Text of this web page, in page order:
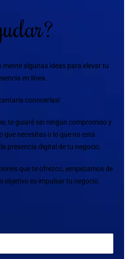
mente algunas ideas para elevar tu
en línea.
conocerlas!
te guiaré sin ningún compromiso y
que necesitas o lo que no está
presencia digital de tu negocio.
que te ofrezco, ¡empezamos de
objetivo es impulsar tu negocio.